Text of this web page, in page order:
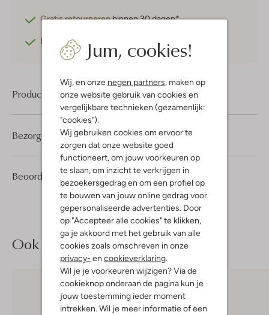
Jum, cookies!
Wij, en onze negen partners, maken op
onze website gebruik van cookies en
vergelijkbare technieken (gezamenlijk:
"cookies").
Wij gebruiken cookies om ervoor te
zorgen dat onze website goed
functioneert, om jouw voorkeuren op
te slaan, om inzicht te verkrijgen in
bezoekersgedrag en om een profiel op
te bouwen van jouw online gedrag voor
gepersonaliseerde advertenties. Door
op "Accepteer alle cookies" te klikken,
ga je akkoord met het gebruik van alle
cookies zoals omschreven in onze
privacy- en cookieverklaring.
Wil je je voorkeuren wijzigen? Via de
cookieknop onderaan de pagina kun je
jouw toestemming ieder moment
intrekken. Wil je meer informatie of een
Gratis retournerenbinnen 30 dagen*
Betaal achteraf
Product informatie
Beoordelingen (2) 2/5
2
2
Sterren
Bezorgen & retourneren
Ook iets voor jou?